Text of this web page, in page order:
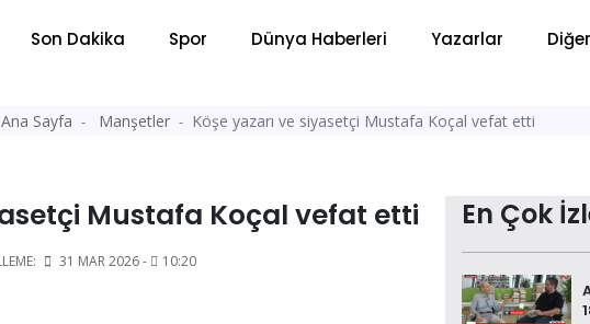
Son Dakika Spor Dünya Haberleri Yazarlar
Ana Sayfa Manşetler Köşe yazarı ve siyasetçi Mustafa Koçal vefat etti
Mustafa Koçal vefat etti
31 MAR 2026 - 10:20
En Çok